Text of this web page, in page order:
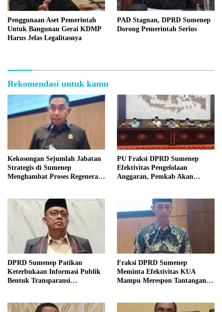
Penggunaan Aset Pemerintah
Untuk Bangunan Gerai KDMP
Harus Jelas Legalitasnya
PAD Stagnan, DPRD Sumenep
Dorong Pemerintah Serius
Rekomendasi untuk kamu
Kekosongan Sejumlah Jabatan
Strategis di Sumenep
Menghambat Proses Regenerasi
PU Fraksi DPRD Sumenep
Efektivitas Pengelolaan
Anggaran, Pemkab Akan
DPRD Sumenep Patikan
Keterbukaan Informasi Publik
Bentuk Transparansi
Fraksi DPRD Sumenep
Meminta Efektivitas KUA
Mampu Merespon Tantangan